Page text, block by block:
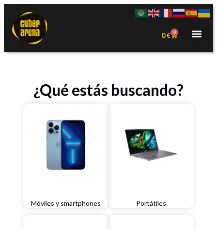
0€ 0
¿Qué estás buscando?
Móviles y smartphones Portátiles